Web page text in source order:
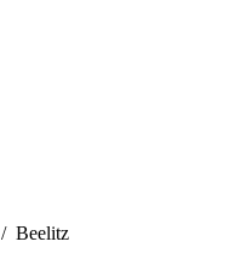
/ Beelitz